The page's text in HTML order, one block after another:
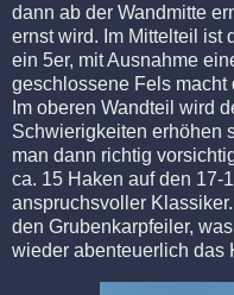
dann ab der Wandmitte
ernst wird. Im Mittelteil ist
ein 5er, mit Ausnahme
geschlossene Fels
Im oberen Wandteil wird
Schwierigkeiten erhöhen
man dann richtig
ca. 15 Haken auf den 17-
anspruchsvoller
den Grubenkarpfeiler,
wieder abenteuerlich das